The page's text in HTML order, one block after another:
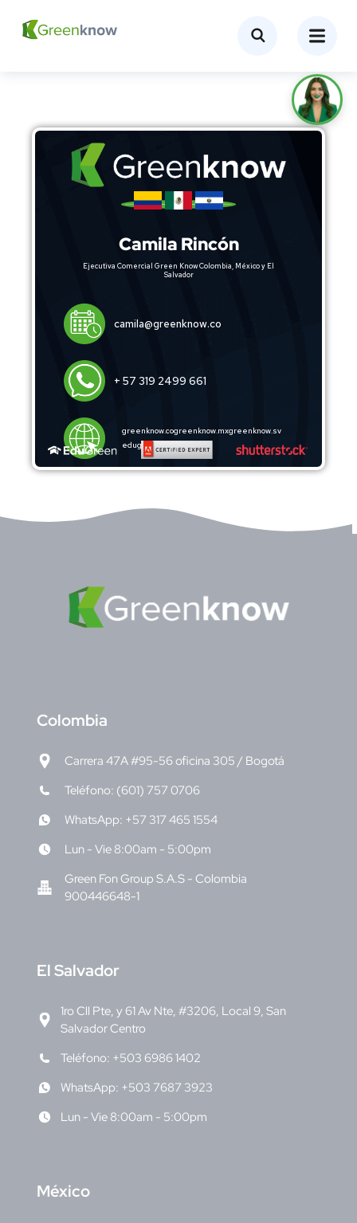
Camila Rincón
Ejecutiva Comercial Green Know Colombia, México y El
Salvador
camila@greenknow.co
+ 57 319 2499 661
greenknow.cogreenknow.mxgreenknow.sv
edugreentraining.com
Colombia
Carrera 47A #95-56 oficina 305 / Bogotá
Teléfono: (601) 757 0706
WhatsApp: +57 317 465 1554
Lun - Vie 8:00am - 5:00pm
Green Fon Group S.A.S - Colombia
900446648-1
El Salvador
1ro Cll Pte, y 61 Av Nte, #3206, Local 9, San
Salvador Centro
Teléfono: +503 6986 1402
WhatsApp: +503 7687 3923
Lun - Vie 8:00am - 5:00pm
México